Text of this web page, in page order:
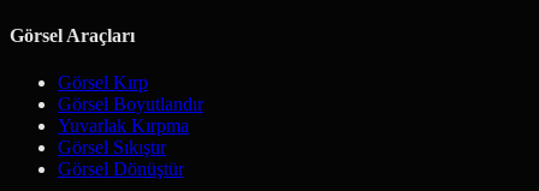
Görsel Araçları
Görsel Kırp
Görsel Boyutlandır
Yuvarlak Kırpma
Görsel Sıkıştır
Görsel Dönüştür